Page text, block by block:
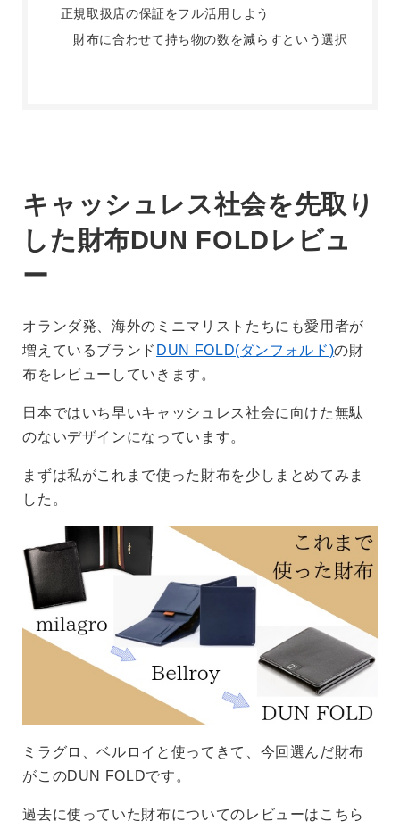
正規取扱店の保証をフル活用しよう
財布に合わせて持ち物の数を減らすという選択
キャッシュレス社会を先取り
した財布DUN FOLDレビュ
ー
オランダ発、海外のミニマリストたちにも愛用者が
増えているブランド DUN FOLD(ダンフォルド)の財
布をレビューしていきます。
日本ではいち早いキャッシュレス社会に向けた無駄
のないデザインになっています。
まずは私がこれまで使った財布を少しまとめてみま
した。
ミラグロ、ベルロイと使ってきて、今回選んだ財布
がこのDUN FOLDです。
過去に使っていた財布についてのレビューはこちら